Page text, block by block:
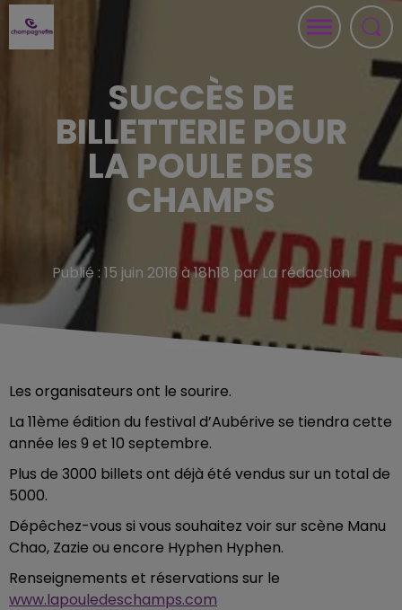
SUCCÈS DE
BILLETTERIE POUR
LA POULE DES
CHAMPS
Publié : 15 juin 2016 à 18h18 par La rédaction
Les organisateurs ont le sourire.
La 11ème édition du festival d’Aubérive se tiendra cette
année les 9 et 10 septembre.
Plus de 3000 billets ont déjà été vendus sur un total de
5000.
Dépêchez-vous si vous souhaitez voir sur scène Manu
Chao, Zazie ou encore Hyphen Hyphen.
Renseignements et réservations sur le
www.lapouledeschamps.com